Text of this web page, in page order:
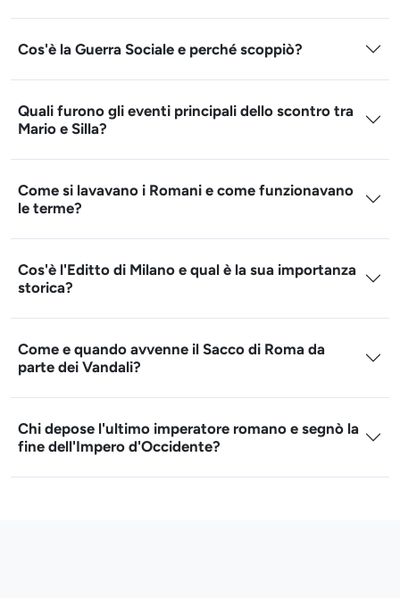
Cos'è la Guerra Sociale e perché scoppiò?
Quali furono gli eventi principali dello scontro tra
Mario e Silla?
Come si lavavano i Romani e come funzionavano
le terme?
Cos'è l'Editto di Milano e qual è la sua importanza
storica?
Come e quando avvenne il Sacco di Roma da
parte dei Vandali?
Chi depose l'ultimo imperatore romano e segnò la
fine dell'Impero d'Occidente?